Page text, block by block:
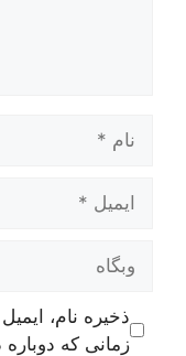
وبگاه
ذخیره نام،
زمانی که